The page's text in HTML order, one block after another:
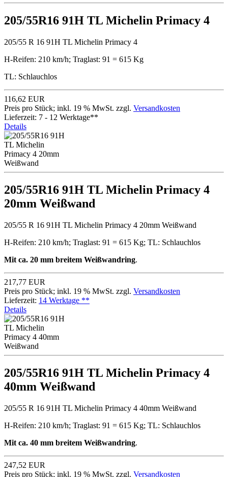
205/55R16 91H TL Michelin Primacy 4
205/55 R 16 91H TL Michelin Primacy 4
H-Reifen: 210 km/h; Traglast: 91 = 615 Kg
TL: Schlauchlos
116,62 EUR
Preis pro Stück; inkl. 19 % MwSt. zzgl. Versandkosten
Lieferzeit: 7 - 12 Werktage**
Details
205/55R16 91H TL Michelin Primacy 4
20mm Weißwand
205/55 R 16 91H TL Michelin Primacy 4 20mm Weißwand
H-Reifen: 210 km/h; Traglast: 91 = 615 Kg; TL: Schlauchlos
Mit ca. 20 mm breitem Weißwandring.
217,77 EUR
Preis pro Stück; inkl. 19 % MwSt. zzgl. Versandkosten
Lieferzeit: 14 Werktage **
Details
205/55R16 91H TL Michelin Primacy 4
40mm Weißwand
205/55 R 16 91H TL Michelin Primacy 4 40mm Weißwand
H-Reifen: 210 km/h; Traglast: 91 = 615 Kg; TL: Schlauchlos
Mit ca. 40 mm breitem Weißwandring.
247,52 EUR
Preis pro Stück; inkl. 19 % MwSt. zzgl. Versandkosten